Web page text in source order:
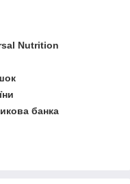
Nutrition
банка